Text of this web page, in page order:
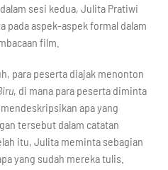
sesi kedua, Julita Pratiwi
pada aspek-aspek formal dalam
film.
para peserta diajak menonton
, di mana para peserta diminta
apa yang
tersebut dalam catatan
itu, Julita meminta sebagian
yang sudah mereka tulis.